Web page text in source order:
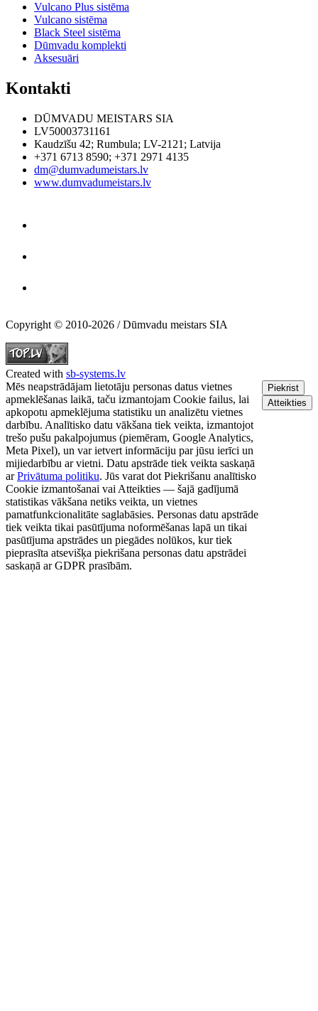
Vulcano Plus sistēma
Vulcano sistēma
Black Steel sistēma
Dūmvadu komplekti
Aksesuāri
Kontakti
DŪMVADU MEISTARS SIA
LV50003731161
Kaudzīšu 42; Rumbula; LV-2121 ; Latvija
+371 6713 8590; +371 2971 4135
dm@dumvadumeistars.lv
www.dumvadumeistars.lv
Copyright © 2010-2026 / Dūmvadu meistars SIA
Created with sb-systems.lv
Mēs neapstrādājam lietotāju personas datus vietnes
apmeklēšanas laikā, taču izmantojam Cookie failus, lai
apkopotu apmeklējuma statistiku un analizētu vietnes
darbību. Analītisko datu vākšana tiek veikta, izmantojot
trešo pušu pakalpojumus (piemēram, Google Analytics,
Meta Pixel), un var ietvert informāciju par jūsu ierīci un
mijiedarbību ar vietni. Datu apstrāde tiek veikta saskaņā
arPrivātuma politiku. Jūs varat dot Piekrišanu analītisko
Cookie izmantošanai vai Atteikties — šajā gadījumā
statistikas vākšana netiks veikta, un vietnes
pamatfunkcionalitāte saglabāsies. Personas datu apstrāde
tiek veikta tikai pasūtījuma noformēšanas lapā un tikai
pasūtījuma apstrādes un piegādes nolūkos, kur tiek
pieprasīta atsevišķa piekrišana personas datu apstrādei
saskaņā ar GDPR prasībām.
Piekrist
Atteikties